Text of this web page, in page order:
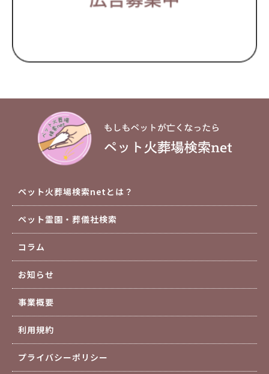
ペット火葬場検索netとは？
ペット霊園・葬儀社検索
コラム
お知らせ
事業概要
利用規約
プライバシーポリシー